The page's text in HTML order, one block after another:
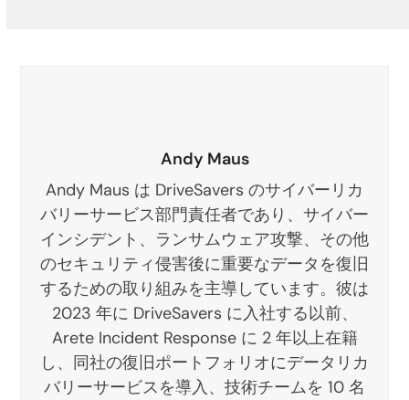
Andy Maus
Andy Maus は DriveSavers のサイバーリカ
バリーサービス部門責任者であり、サイバー
インシデント、ランサムウェア攻撃、その他
のセキュリティ侵害後に重要なデータを復旧
するための取り組みを主導しています。彼は
2023 年に DriveSavers に入社する以前、
Arete Incident Response に 2 年以上在籍
し、同社の復旧ポートフォリオにデータリカ
バリーサービスを導入、技術チームを 10 名